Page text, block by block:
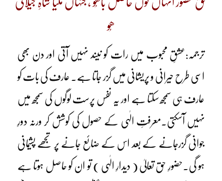
ھُو
ترجمہ:عشقِ محبوب میں رات کو نیند نہیں آتی اور دن بھی
اسی طرح حیرانی و پریشانی میں گزر جاتا ہے۔ عارف کی بات کو
عارف ہی سمجھ سکتا ہے اور یہ نفس پرست لوگوں کی سمجھ میں
نہیں آسکتی۔معرفتِ الٰہی کے حصول کی کوشش کر ورنہ دورِ
جوانی گزرجانے کے بعد اس کے ضائع جانے پر تجھے پشیمانی
ہو گی۔حضورِ حق تعالیٰ ( دیدارِ الٰہی ) تو ان کو حاصل ہوتا ہے